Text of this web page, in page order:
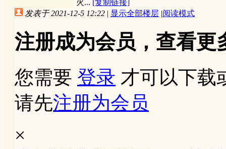
火... [复制链接]
发表于 2021-12-5 12:22 | 显示全部楼层 |阅读模式
注册成为会员，查看更
您需要 登录 才可以下载
请先注册为会员
×